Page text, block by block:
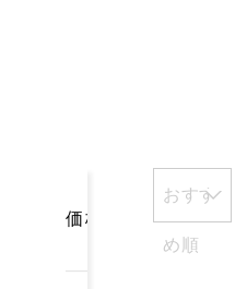
おすす
め順
価格